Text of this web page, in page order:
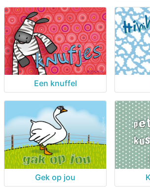
Een knuffel
Gek op jou